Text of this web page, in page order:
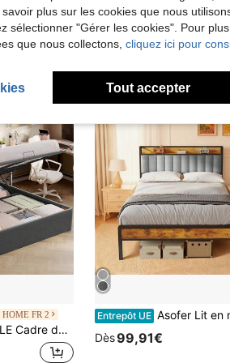
HOME FR 2
avec Rangement, Tête de Lit, Système Hydraulique, Moderne et Minimaliste, Montage Facile, Gris
Entrepôt UE Asofer Lit en métal de style industriel vintage avec tête de lit rembourrée et rangement intégré. Sommier surélevé offrant un grand espace de rangement
Dès99,91€
plus sur les cookies que nous
sélectionner "Gérer les cookies". Pour
que nous collectons, cliquez ici pour
Tout accepter